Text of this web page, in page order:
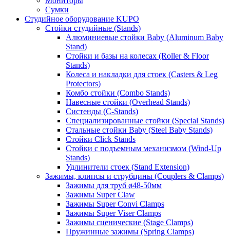
Сумки
Студийное оборудование KUPO
Стойки студийные (Stands)
Алюминиевые стойки Baby (Aluminum Baby
Stand)
Стойки и базы на колесах (Roller & Floor
Stands)
Колеса и накладки для стоек (Casters & Leg
Protectors)
Комбо стойки (Combo Stands)
Навесные стойки (Overhead Stands)
Систенды (C-Stands)
Специализированные стойки (Special Stands)
Стальные стойки Baby (Steel Baby Stands)
Стойки Click Stands
Стойки с подъемным механизмом (Wind-Up
Stands)
Удлинители стоек (Stand Extension)
Зажимы, клипсы и струбцины (Couplers & Clamps)
Зажимы для труб ø48-50мм
Зажимы Super Claw
Зажимы Super Convi Clamps
Зажимы Super Viser Clamps
Зажимы сценические (Stage Clamps)
Пружинные зажимы (Spring Clamps)